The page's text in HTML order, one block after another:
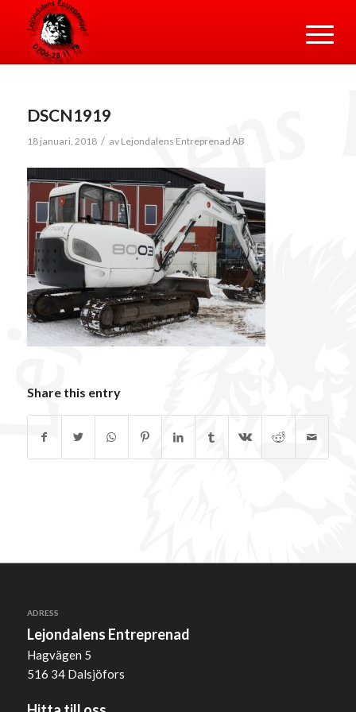
DSCN1919
18 januari, 2018 / av Lejondalens Entreprenad AB
Share this entry
ADRESS
Lejondalens Entreprenad
Hagvägen 5
516 34 Dalsjöfors